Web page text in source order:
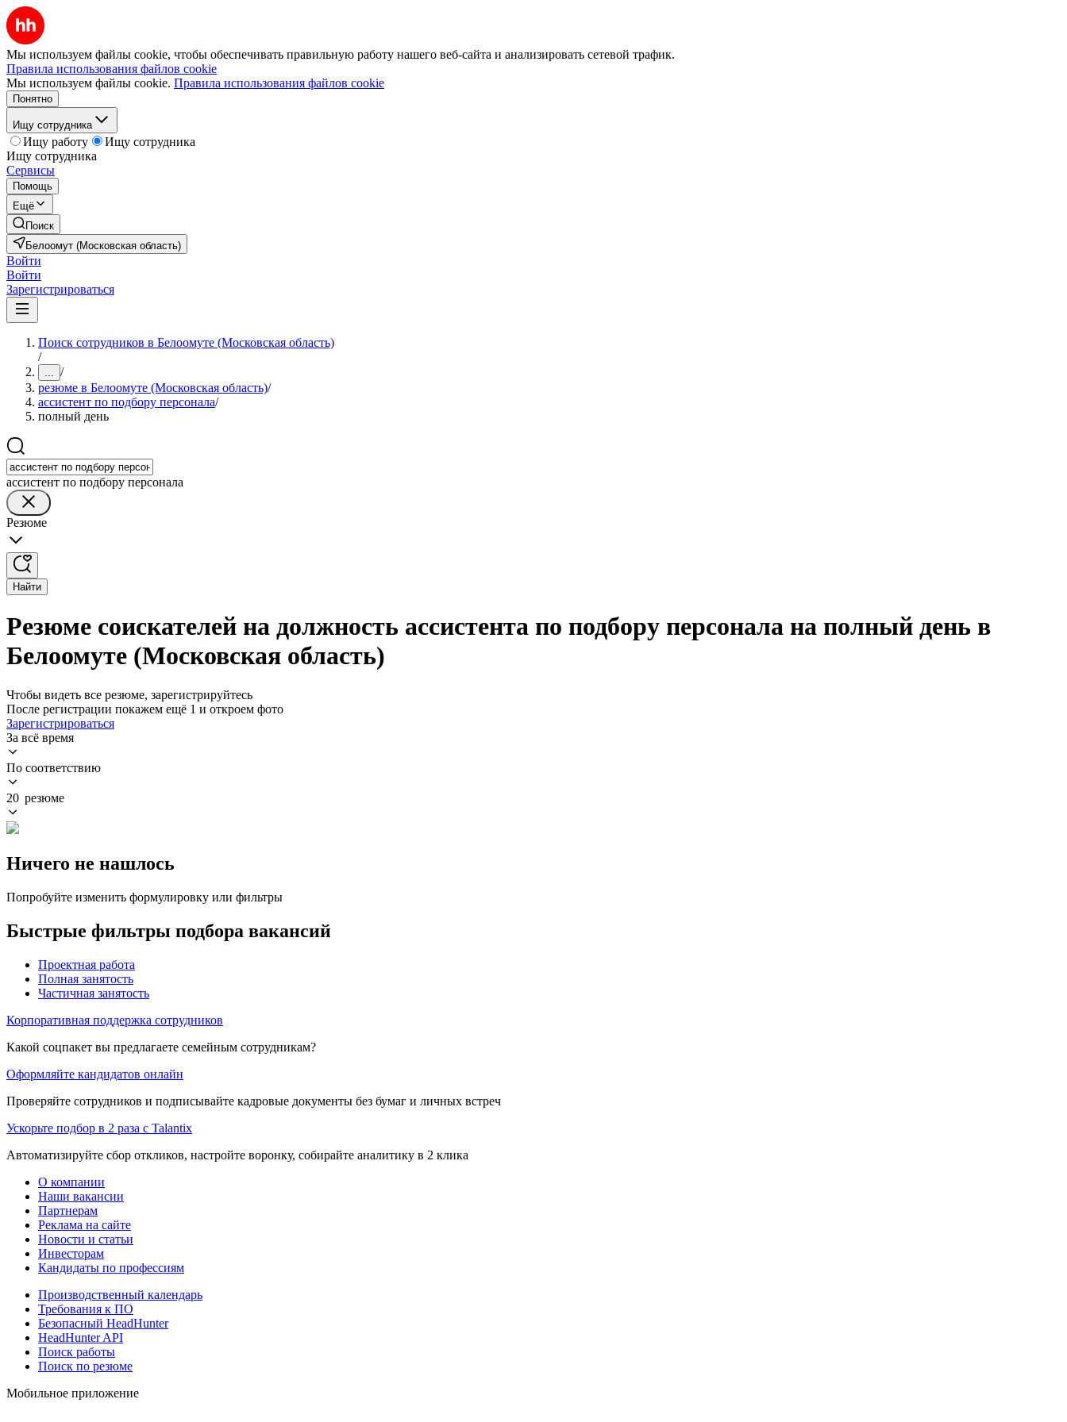
Мы используем файлы cookie, чтобы обеспечивать правильную работу нашего веб-сайта и анализировать сетевой трафик.
Правила использования файлов cookie
Мы используем файлы cookie. Правила использования файлов cookie
Понятно
Ищу сотрудника
Ищу работу
Ищу сотрудника
Ищу сотрудника
Сервисы
Помощь
Ещё
Поиск
Белоомут (Московская область)
Войти
Войти
Зарегистрироваться
Поиск сотрудников в Белоомуте (Московская область)
/
... /
резюме в Белоомуте (Московская область)/
ассистент по подбору персонала/
полный день
ассистент по подбору персонала
Резюме
Найти
Резюме соискателей на должность ассистента по подбору персонала на полный день в
Белоомуте (Московская область)
Чтобы видеть все резюме, зарегистрируйтесь
После регистрации покажем ещё 1 и откроем фото
Зарегистрироваться
За всё время
По соответствию
20 резюме
Ничего не нашлось
Попробуйте изменить формулировку или фильтры
Быстрые фильтры подбора вакансий
Проектная работа
Полная занятость
Частичная занятость
Корпоративная поддержка сотрудников
Какой соцпакет вы предлагаете семейным сотрудникам?
Оформляйте кандидатов онлайн
Проверяйте сотрудников и подписывайте кадровые документы без бумаг и личных встреч
Ускорьте подбор в 2 раза с Talantix
Автоматизируйте сбор откликов, настройте воронку, собирайте аналитику в 2 клика
О компании
Наши вакансии
Партнерам
Реклама на сайте
Новости и статьи
Инвесторам
Кандидаты по профессиям
Производственный календарь
Требования к ПО
Безопасный HeadHunter
HeadHunter API
Поиск работы
Поиск по резюме
Мобильное приложение